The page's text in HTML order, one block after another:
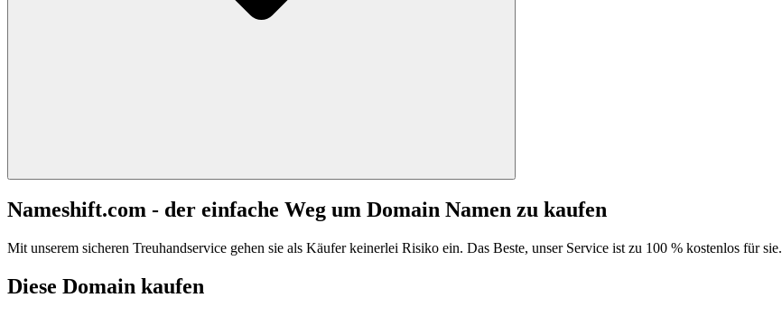
Nameshift.com - der einfache Weg um Domain Namen zu kaufen
Mit unserem sicheren Treuhandservice gehen sie als Käufer keinerlei Risiko ein. Das Beste, unser Service ist zu 100 % kostenlos für sie.
Diese Domain kaufen